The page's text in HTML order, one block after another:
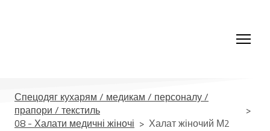
Спецодяг кухарям / медикам / персоналу /
прапори / текстиль
08 - Халати медичні жіночі
Халат жіночий М2